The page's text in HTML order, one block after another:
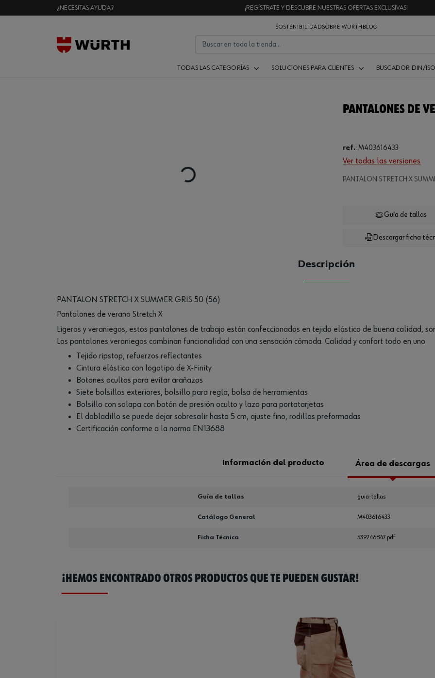
¿NECESITAS AYUDA? ¡REGÍSTRATE Y DESCUBRE NUESTRAS OFERTAS EXCLUSIVAS!
SOSTENIBILIDADSOBRE WÜRTH BLOG
TODAS LAS CATEGORÍAS SOLUCIONES PARA CLIENTES BUSCADOR DIN/ISO
Loading...
PANTALONES DE
ref.:M403616433
Ver todas las versiones
PANTALON STRETCH X
Loading...
CANTIDAD UE
Descargar ficha
Guía de tallas
Descripción
PANTALON STRETCH X SUMMER GRIS 50 (56)
Pantalones de verano Stretch X
Ligeros y veraniegos, estos pantalones de trabajo están confeccionados en tejido elástico de buena calidad,
Los pantalones veraniegos combinan funcionalidad con una sensación cómoda. Calidad y confort todo en uno
Tejido ripstop, refuerzos reflectantes
Cintura elástica con logotipo de X-Finity
Botones ocultos para evitar arañazos
Siete bolsillos exteriores, bolsillo para regla, bolsa de herramientas
Bolsillo con solapa con botón de presión oculto y lazo para portatarjetas
El dobladillo se puede dejar sobresalir hasta 5 cm, ajuste fino, rodillas preformadas
Certificación conforme a la norma EN13688
Información del producto Área de descargas
Guía de tallas guia-tallas
Catálogo General M403616433
Ficha Técnica 539246847.pdf
¡HEMOS ENCONTRADO OTROS PRODUCTOS QUE TE PUEDEN GUSTAR!